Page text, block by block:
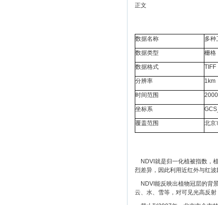
正文
数据名称 多种
数据类型 栅格
数据格式 TIFF
分辨率 1km
时间范围
坐标系
覆盖范围 北京
NDVI就是归一化植被指数，
烈差异，因此利用近红外与红
NDVI能反映出植物冠层的背
云、水、雪等，对可见光高反